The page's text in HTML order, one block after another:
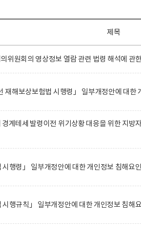
제목
위원회의 영상정보 열람 관련 법령 해석에 관
재해보상보험법 시행령」 일부개정안에 대한
계테세 발령이전 위기상황 대응을 위한 지방
시행령」 일부개정안에 대한 개인정보 침해요
시행규칙」 일부개정안에 대한 개인정보 침해